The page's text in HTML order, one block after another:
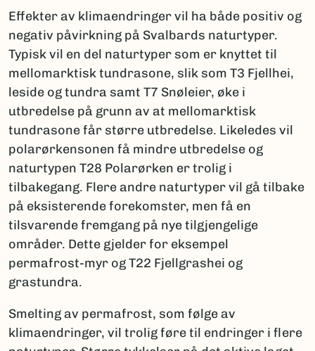
Effekter av klimaendringer vil ha både positiv og
negativ påvirkning på Svalbards naturtyper.
Typisk vil en del naturtyper som er knyttet til
mellomarktisk tundrasone, slik som T3 Fjellhei,
leside og tundra samt T7 Snøleier, øke i
utbredelse på grunn av at mellomarktisk
tundrasone får større utbredelse. Likeledes vil
polarørkensonen få mindre utbredelse og
naturtypen T28 Polarørken er trolig i
tilbakegang. Flere andre naturtyper vil gå tilbake
på eksisterende forekomster, men få en
tilsvarende fremgang på nye tilgjengelige
områder. Dette gjelder for eksempel
permafrost-myr og T22 Fjellgrashei og
grastundra.
Smelting av permafrost, som følge av
klimaendringer, vil trolig føre til endringer i flere